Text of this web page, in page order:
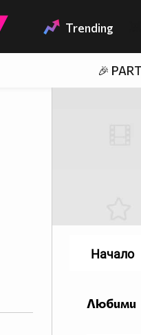
Trending
🎉
Любими
Начало